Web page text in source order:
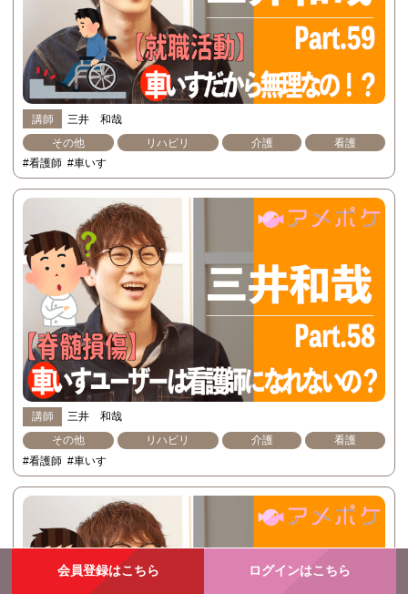
講師
三井 和哉
その他
リハビリ 介護
看護
#看護師 #車いす
講師
三井 和哉
その他
リハビリ 介護
看護
#看護師 #車いす
会員登録はこちら ログインはこちら